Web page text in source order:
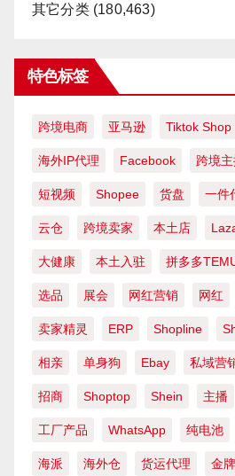
其它分类(180,463)
特色标签
跨境电商 亚马逊 Tiktok Shop
海外IP代理 Facebook 跨境
短视频 Shopee 货盘 一件
云仓 跨境卖家 本土店
大健康 本土入驻 拼多多
选品 展会 网红营销 网红
卖家精灵 ERP Shopline
相亲 单身狗 Ebay 私域营
招商 Shoptop Shein 主播
工厂产品 WhatsApp 纯电池
海派 海外仓 货运代理 金